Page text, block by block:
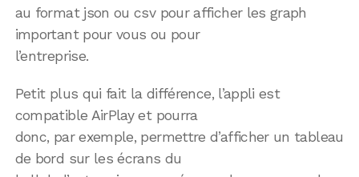
au format json ou csv pour afficher les graph
important pour vous ou pour
l’entreprise.
Petit plus qui fait la différence, l’appli est
compatible AirPlay et pourra
donc, par exemple, permettre d’afficher un tableau
de bord sur les écrans du